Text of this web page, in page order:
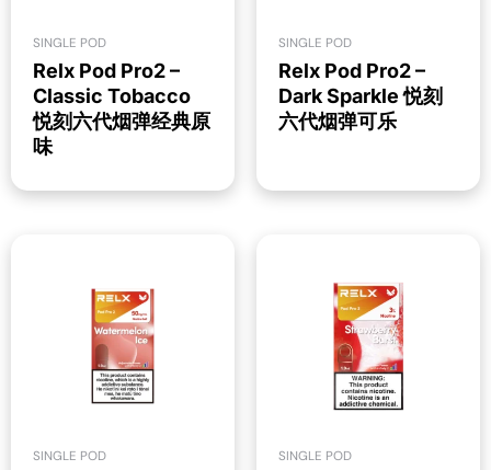
SINGLE POD
Relx Pod Pro2 –
Classic Tobacco
悦刻六代烟弹经典原
味
SINGLE POD
Relx Pod Pro2 –
Dark Sparkle 悦刻
六代烟弹可乐
SINGLE POD SINGLE POD